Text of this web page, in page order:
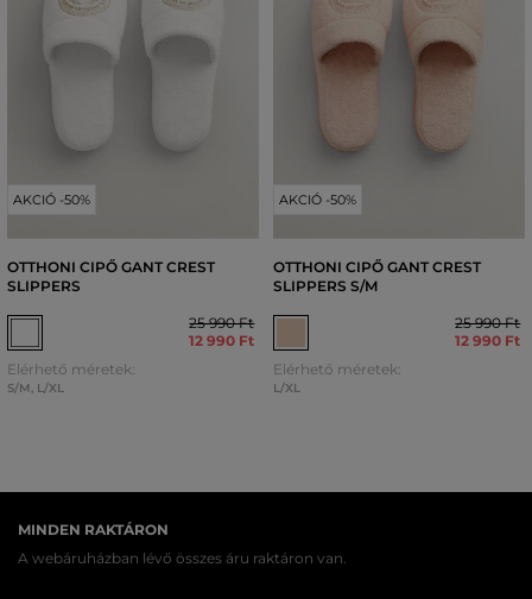
AKCIÓ -50%
OTTHONI CIPŐ GANT CREST
SLIPPERS
25 990 Ft
12 990 Ft
Elérhető méretek:
S/M, L/XL
AKCIÓ -50%
OTTHONI CIPŐ GANT CREST
SLIPPERS S/M
25 990 Ft
12 990 Ft
Elérhető méretek:
L/XL
MINDEN RAKTÁRON
A webáruházban lévő összes áru raktáron van.